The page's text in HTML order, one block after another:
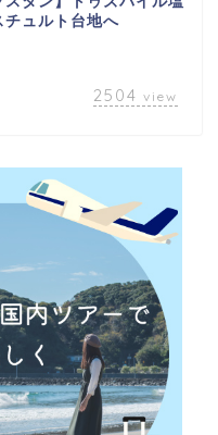
チュルト台地へ
2504 view